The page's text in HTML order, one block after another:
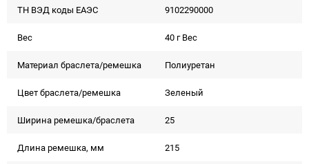
ТН ВЭД коды ЕАЭС 9102290000
Вес 40 г Вес
Материал браслета/ремешка Полиуретан
Цвет браслета/ремешка Зеленый
Ширина ремешка/браслета 25
Длина ремешка, мм 215